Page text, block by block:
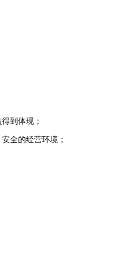
到体现；
全的经营环境；